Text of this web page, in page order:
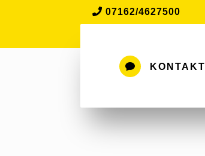
07162/4627500
 KONTAKT